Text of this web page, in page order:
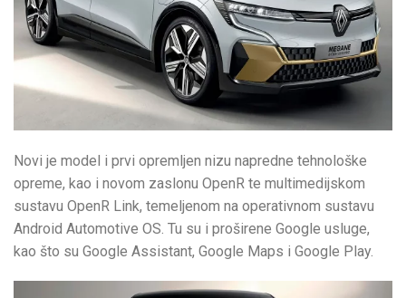
Novi je model i prvi opremljen nizu napredne tehnološke
opreme, kao i novom zaslonu OpenR te multimedijskom
sustavu OpenR Link, temeljenom na operativnom sustavu
Android Automotive OS. Tu su i proširene Google usluge,
kao što su Google Assistant, Google Maps i Google Play.